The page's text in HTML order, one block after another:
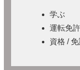
学ぶ
運転免
資格 /